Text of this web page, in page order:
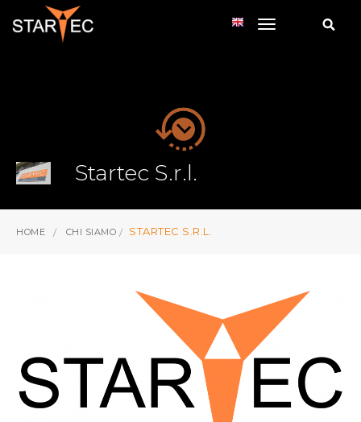
toggle
Startec S.r.l.
HOME CHI SIAMO STARTEC S.R.L.